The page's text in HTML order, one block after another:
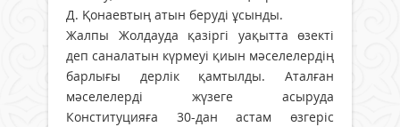
Д. Қонаевтың атын беруді ұсынды.
Жалпы Жолдауда қазіргі уақытта өзекті
деп саналатын күрмеуі қиын мәселелердің
барлығы дерлік қамтылды. Аталған
мәселелерді жүзеге асыруда
Конституцияға 30-дан астам өзгеріс